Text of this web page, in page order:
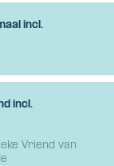
incl.
incl.
Vriend van